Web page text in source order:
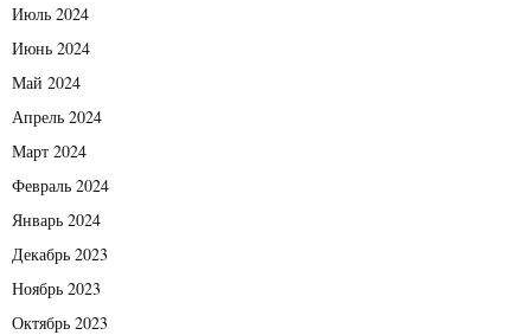
Июль 2024
Июнь 2024
Май 2024
Апрель 2024
Март 2024
Февраль 2024
Январь 2024
Декабрь 2023
Ноябрь 2023
Октябрь 2023